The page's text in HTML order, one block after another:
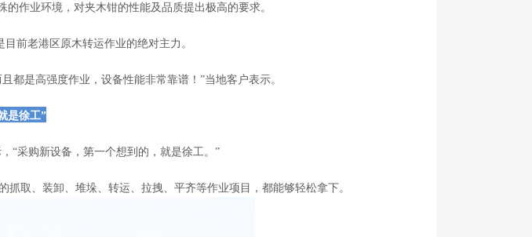
作业环境，对夹木钳的性能及品质提出极高的要求。
前老港区原木转运作业的绝对主力。
都是高强度作业，设备性能非常靠谱！”当地客户表示。
是徐工”
“采购新设备，第一个想到的，就是徐工。”
取、装卸、堆垛、转运、拉拽、平齐等作业项目，都能够轻松拿下。